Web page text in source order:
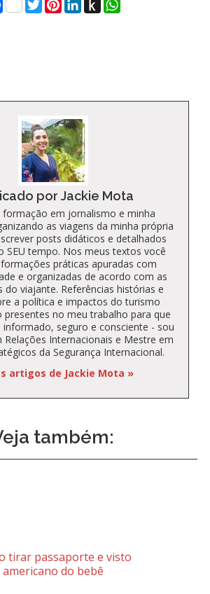
to
por Jackie Mota
formação em jornalismo e minha
as viagens da minha própria
posts didáticos e detalhados
SEU tempo. Nos meus textos você
práticas apuradas com
e organizadas de acordo com as
do viajante. Referências histórias e
a política e impactos do turismo
no meu trabalho para que
informado, seguro e consciente - sou
Relações Internacionais e Mestre em
da Segurança Internacional.
artigos de Jackie Mota »
também:
tirar passaporte e visto
americano do bebê